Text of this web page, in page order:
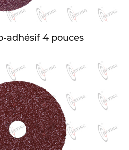
adhésif 4 pouces